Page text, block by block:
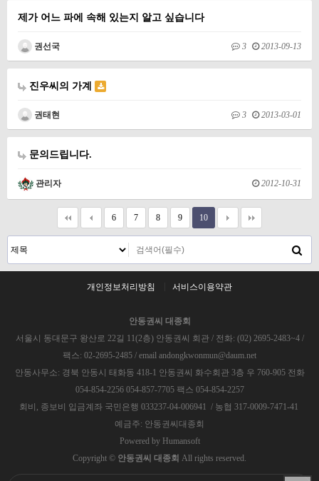
제가 어느 파에 속해 있는지 알고 싶습니다
권선국 3 2013-09-13
진우씨의 가계
권태현 3 2013-03-01
문의드립니다.
관리자 2012-10-31
6 7 8 9 10
개인정보처리방침 서비스이용약관
안동권씨 대종회
서울시 동대문구 왕산로 22길 11(2층) 안동권씨 회관 / 전화: (02) 2695-2483~4 /
팩스: 02-2695-2485 / email andongkwonmun@daum.net
안동사무소: 경북 안동시 태화동 418-1 안동권씨 화수회관 3층 우 760-905 전화
054-854-2256 054-857-7705 팩스 054-854-2257
회비, 종보비 입금계좌 국민은행 033237-04-006941 / 농협 317-0009-7471-41
예금주: 안동권씨대종회
Powered by Humansoft
Copyright © 안동권씨 대종회 All rights reserved.